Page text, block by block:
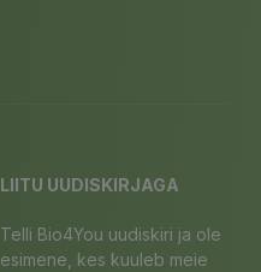
LIITU UUDISKIRJAGA
Telli Bio4You uudiskiri ja ole
esimene, kes kuuleb meie